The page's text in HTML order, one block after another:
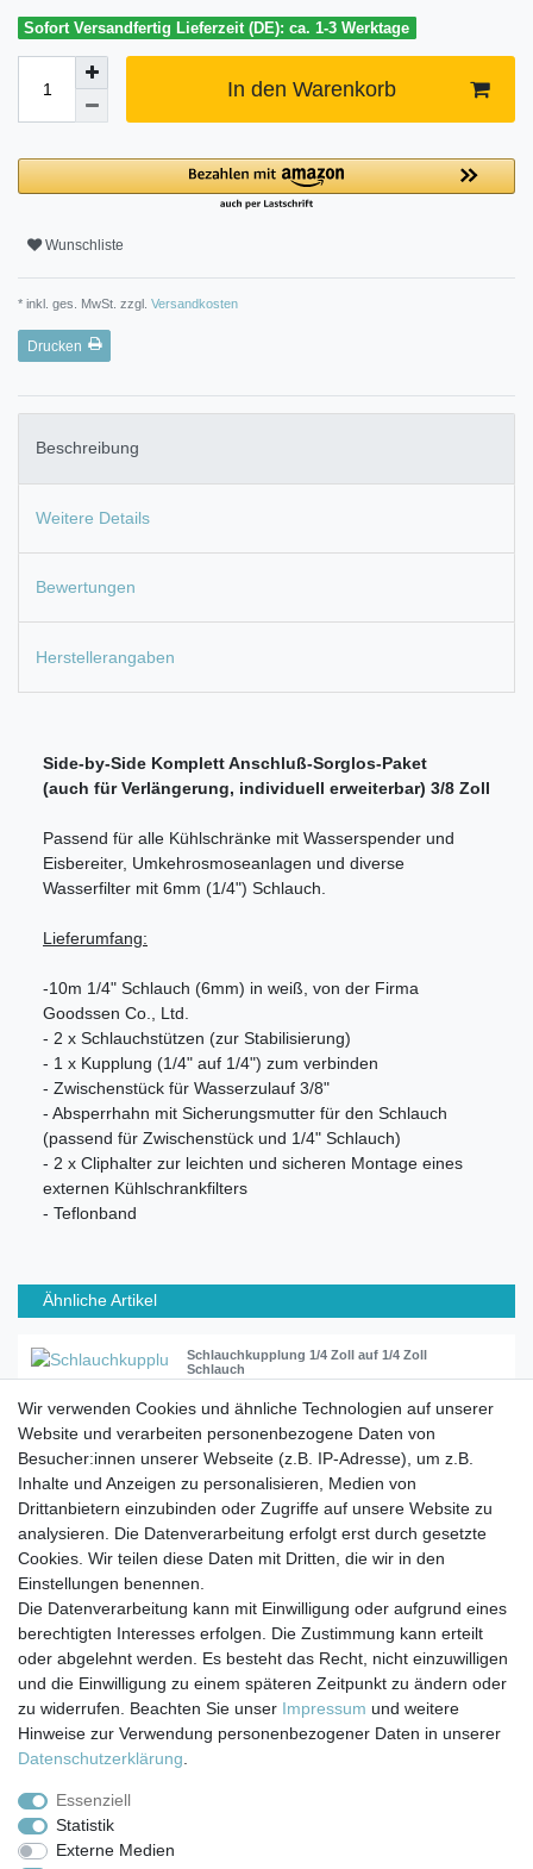
Sofort Versandfertig Lieferzeit (DE): ca. 1-3 Werktage
In den Warenkorb
Wunschliste
* inkl. ges. MwSt. zzgl. Versandkosten
Drucken
Beschreibung
Weitere Details
Bewertungen
Herstellerangaben
Side-by-Side Komplett Anschluß-Sorglos-Paket
(auch für Verlängerung, individuell erweiterbar) 3/8 Zoll
Passend für alle Kühlschränke mit Wasserspender und
Eisbereiter, Umkehrosmoseanlagen und diverse
Wasserfilter mit 6mm (1/4") Schlauch.
Lieferumfang:
-10m 1/4" Schlauch (6mm) in weiß, von der Firma
Goodssen Co., Ltd.
- 2 x Schlauchstützen (zur Stabilisierung)
- 1 x Kupplung (1/4" auf 1/4") zum verbinden
- Zwischenstück für Wasserzulauf 3/8"
- Absperrhahn mit Sicherungsmutter für den Schlauch
(passend für Zwischenstück und 1/4" Schlauch)
- 2 x Cliphalter zur leichten und sicheren Montage eines
externen Kühlschrankfilters
- Teflonband
Ähnliche Artikel
Schlauchkupplung 1/4 Zoll auf 1/4 Zoll
Schlauch
3,55 € *
In den Warenkorb
*inkl. ges. MwSt. zzgl. Versandkosten
Impressum Daten­schutz­erklärung AGB
Barrierefreiheitserklärung Widerrufs­recht
Versand- & Zahlungsbedingungen
Wir verwenden Cookies und ähnliche Technologien auf unserer
Website und verarbeiten personenbezogene Daten von
Besucher:innen unserer Webseite (z.B. IP-Adresse), um z.B.
Inhalte und Anzeigen zu personalisieren, Medien von
Drittanbietern einzubinden oder Zugriffe auf unsere Website zu
analysieren. Die Datenverarbeitung erfolgt erst durch gesetzte
Cookies. Wir teilen diese Daten mit Dritten, die wir in den
Einstellungen benennen.
Die Datenverarbeitung kann mit Einwilligung oder aufgrund eines
berechtigten Interesses erfolgen. Die Zustimmung kann erteilt
oder abgelehnt werden. Es besteht das Recht, nicht einzuwilligen
und die Einwilligung zu einem späteren Zeitpunkt zu ändern oder
zu widerrufen. Beachten Sie unser Impressum und weitere
Hinweise zur Verwendung personenbezogener Daten in unserer
Daten­schutz­erklärung
Essenziell
Statistik
Externe Medien